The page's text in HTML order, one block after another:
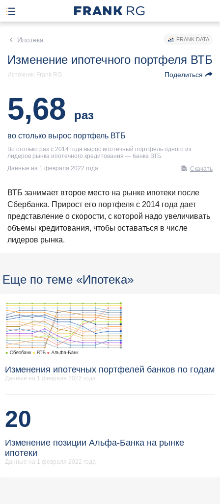
Ипотека FRANK DATA
Изменение ипотечного портфеля ВТБ
Поделиться
Источник: Frank RG
5,68 раз
во столько вырос портфель ВТБ
Во столько раз с 2014 года вырос ипотечный портфель одного из
лидеров рынка ипотечного кредитования — банка ВТБ.
Данные на 1 февраля 2022 года.
Скачать
ВТБ занимает второе место на рынке ипотеки после
Сбербанка. Прирост его портфеля с 2014 года дает
представление о скорости, с которой надо увеличивать
объемы кредитования, чтобы оставаться в числе
лидеров рынка.
Еще по теме «Ипотека»
Изменения ипотечных портфелей банков по годам
Данные на 1 февраля 2022 года
20
Изменение позиции Альфа-Банка на рынке
ипотеки
Данные на 1 февраля 2022 года